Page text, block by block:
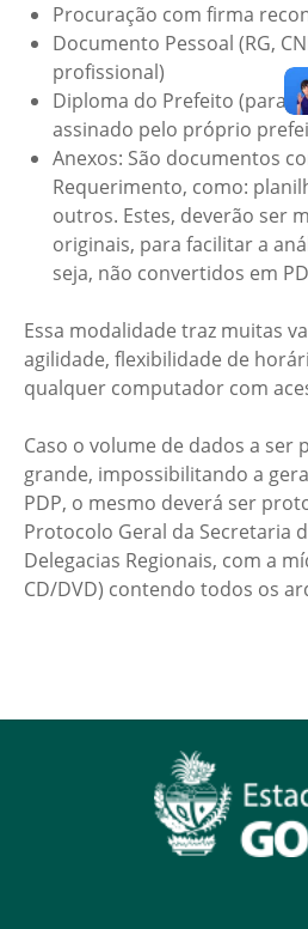
Procuração com firma
Documento Pessoal (RG,
profissional)
Diploma do Prefeito (para o
assinado pelo próprio
Anexos: São documentos
Requerimento, como:
outros. Estes, deverão ser
originais, para facilitar a
seja, não convertidos em
Essa modalidade traz muitas
agilidade, flexibilidade de
qualquer computador com
Caso o volume de dados a ser
grande, impossibilitando a
PDP, o mesmo deverá ser
Protocolo Geral da Secretaria
Delegacias Regionais, com a
CD/DVD) contendo todos os